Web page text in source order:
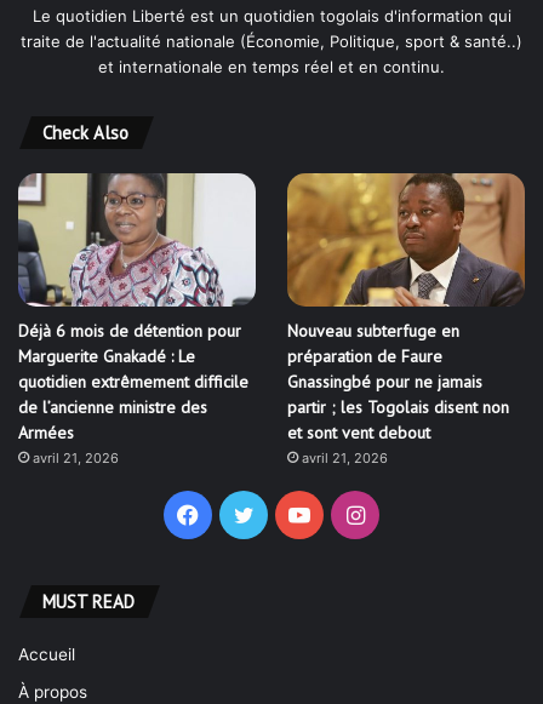
Le quotidien Liberté est un quotidien togolais d'information qui
traite de l'actualité nationale (Économie, Politique, sport & santé..)
et internationale en temps réel et en continu.
Check Also
Déjà 6 mois de détention pour
Marguerite Gnakadé : Le
quotidien extrêmement difficile
de l’ancienne ministre des
Armées
avril 21, 2026
Nouveau subterfuge en
préparation de Faure
Gnassingbé pour ne jamais
partir ; les Togolais disent non
et sont vent debout
avril 21, 2026
Facebook
TwitterYouTubeInstagram
MUST READ
Accueil
À propos